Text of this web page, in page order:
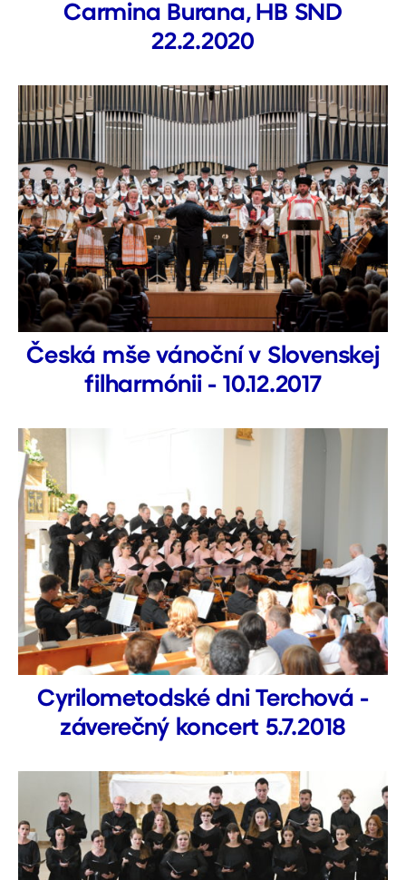
Carmina Burana, HB SND
22.2.2020
Česká mše vánoční v Slovenskej
filharmónii - 10.12.2017
Cyrilometodské dni Terchová -
záverečný koncert 5.7.2018